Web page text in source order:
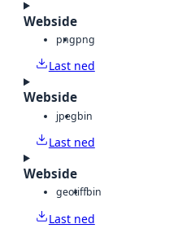
Webside
pngpng
Last ned
Webside
jpegbin
Last ned
Webside
geotiffbin
Last ned